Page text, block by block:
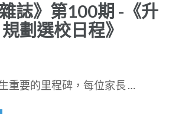
誌》第100期 -《升
劃選校日程》
重要的里程碑，每位家長 …